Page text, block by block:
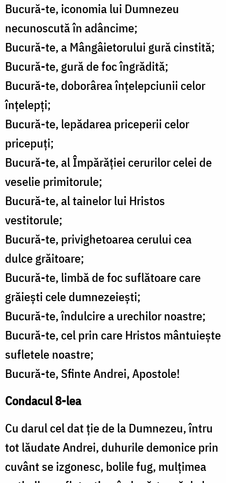
Bucură-te, iconomia lui Dumnezeu
necunoscută în adâncime;
Bucură-te, a Mângâietorului gură cinstită;
Bucură-te, gură de foc îngrădită;
Bucură-te, doborârea înţelepciunii celor
înţelepţi;
Bucură-te, lepădarea priceperii celor
pricepuţi;
Bucură-te, al Împărăţiei cerurilor celei de
veselie primitorule;
Bucură-te, al tainelor lui Hristos
vestitorule;
Bucură-te, privighetoarea cerului cea
dulce grăitoare;
Bucură-te, limbă de foc suflătoare care
grăieşti cele dumnezeieşti;
Bucură-te, îndulcire a urechilor noastre;
Bucură-te, cel prin care Hristos mântuieşte
sufletele noastre;
Bucură-te, Sfinte Andrei, Apostole!
Condacul 8-lea
Cu darul cel dat ţie de la Dumnezeu, întru
tot lăudate Andrei, duhurile demonice prin
cuvânt se izgonesc, bolile fug, mulţimea